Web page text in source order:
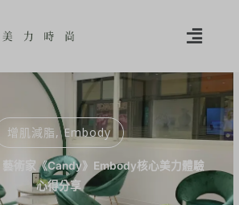
增肌減脂,Embody
藝術家《Candy》Embody核心美力體驗
心得分享